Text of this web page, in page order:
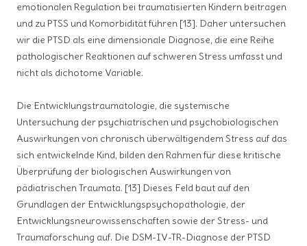
emotionalen Regulation bei traumatisierten Kindern beitragen
und zu PTSS und Komorbidität führen [13]. Daher untersuchen
wir die PTSD als eine dimensionale Diagnose, die eine Reihe
pathologischer Reaktionen auf schweren Stress umfasst und
nicht als dichotome Variable.
Die Entwicklungstraumatologie, die systemische
Untersuchung der psychiatrischen und psychobiologischen
Auswirkungen von chronisch überwältigendem Stress auf das
sich entwickelnde Kind, bilden den Rahmen für diese kritische
Überprüfung der biologischen Auswirkungen von
pädiatrischen Traumata. [13] Dieses Feld baut auf den
Grundlagen der Entwicklungspsychopathologie, der
Entwicklungsneurowissenschaften sowie der Stress- und
Traumaforschung auf. Die DSM-IV-TR-Diagnose der PTSD